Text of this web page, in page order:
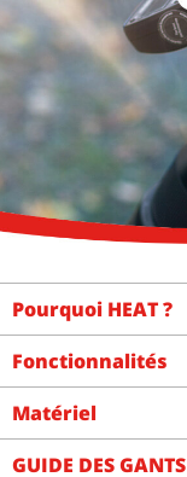
Pourquoi HEAT ?
Fonctionnalités
Matériel
GUIDE DES GANTS